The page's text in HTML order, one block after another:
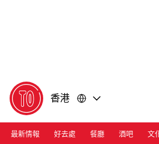
香港
最新情報 好去處 餐廳 酒吧 文
Photograph: Calvin Sit | Bunkaya